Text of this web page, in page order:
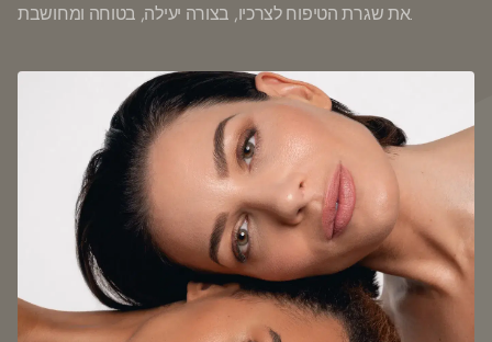
את שגרת הטיפוח לצרכיו, בצורה יעילה, בטוחה ומחושבת.